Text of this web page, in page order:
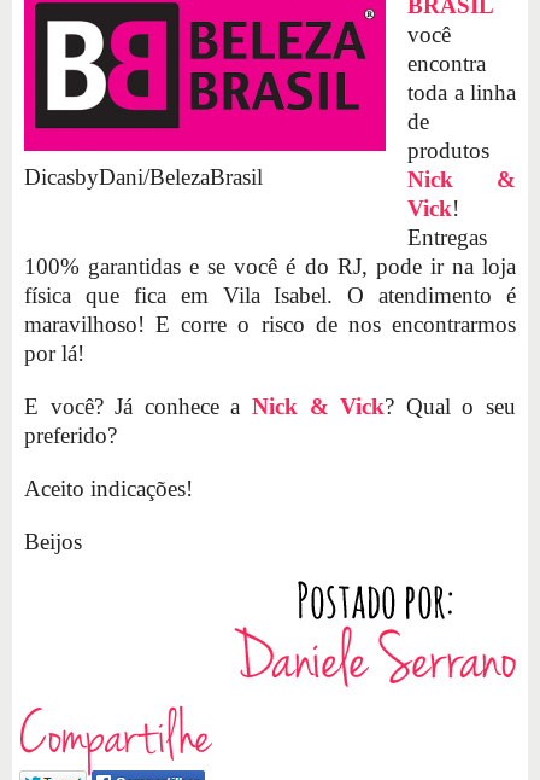
DicasbyDani/BelezaBrasil
BRASIL
você
encontra
toda a linha
de
produtos
Nick &
Vick!
Entregas
100% garantidas e se você é do RJ, pode ir na loja
física que fica em Vila Isabel. O atendimento é
maravilhoso! E corre o risco de nos encontrarmos
por lá!
E você? Já conhece a Nick & Vick? Qual o seu
preferido?
Aceito indicações!
Beijos
Compartilhe